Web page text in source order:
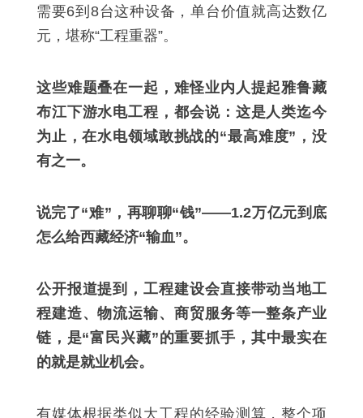
需要6到8台这种设备，单台价值就高达数亿
元，堪称“工程重器”。
这些难题叠在一起，难怪业内人提起雅鲁藏
布江下游水电工程，都会说：这是人类迄今
为止，在水电领域敢挑战的“最高难度”，没
有之一。
说完了“难”，再聊聊“钱”——1.2万亿元到底
怎么给西藏经济“输血”。
公开报道提到，工程建设会直接带动当地工
程建造、物流运输、商贸服务等一整条产业
链，是“富民兴藏”的重要抓手，其中最实在
的就是就业机会。
有媒体根据类似大工程的经验测算，整个项